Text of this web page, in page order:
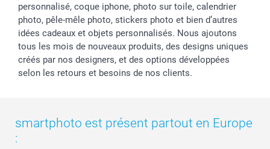
personnalisé, coque iphone, photo sur toile, calendrier
photo, pêle-mêle photo, stickers photo et bien d’autres
idées cadeaux et objets personnalisés. Nous ajoutons
tous les mois de nouveaux produits, des designs uniques
créés par nos designers, et des options développées
selon les retours et besoins de nos clients.
smartphoto est présent partout en Europe
: